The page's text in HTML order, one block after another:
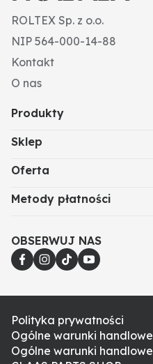
ROLTEX Sp. z o.o.
NIP 564-000-14-88
Kontakt
O nas
Produkty
Sklep
Oferta
Metody płatności
OBSERWUJ NAS
Polityka prywatności
Ogólne warunki handlowe
Ogólne warunki handlowe